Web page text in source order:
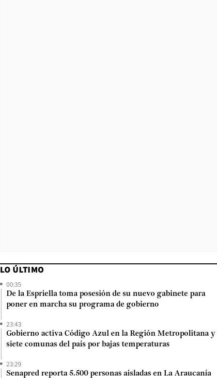
LO ÚLTIMO
00:35
De la Espriella toma posesión de su nuevo gabinete para
poner en marcha su programa de gobierno
23:43
Gobierno activa Código Azul en la Región Metropolitana y
siete comunas del país por bajas temperaturas
23:29
Senapred reporta 5.500 personas aisladas en La Araucanía